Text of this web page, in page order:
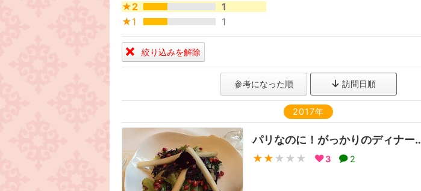
★2
1
★1
1
絞り込みを解除
参考になった順 訪問日順
2017年
パリなのに！がっかりのディナー‥
★★ ★★★ 3 2